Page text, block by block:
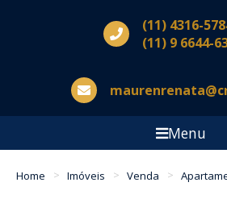
(11) 4316-
(11) 9 6644-
Menu
Home Imóveis Venda